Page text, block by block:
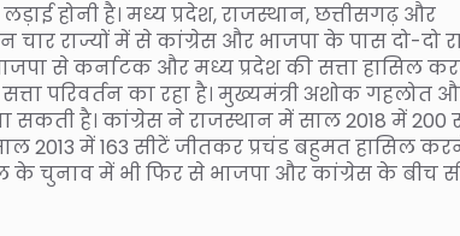
होनी है। मध्य प्रदेश, राजस्थान, छत्तीसगढ़ और
राज्यों में से कांग्रेस और भाजपा के पास दो-दो
से कर्नाटक और मध्य प्रदेश की सत्ता हासिल
परिवर्तन का रहा है। मुख्यमंत्री अशोक गहलोत
है। कांग्रेस ने राजस्थान में साल 2018 में 200
2013 में 163 सीटें जीतकर प्रचंड बहुमत हासिल
के चुनाव में भी फिर से भाजपा और कांग्रेस के बीच